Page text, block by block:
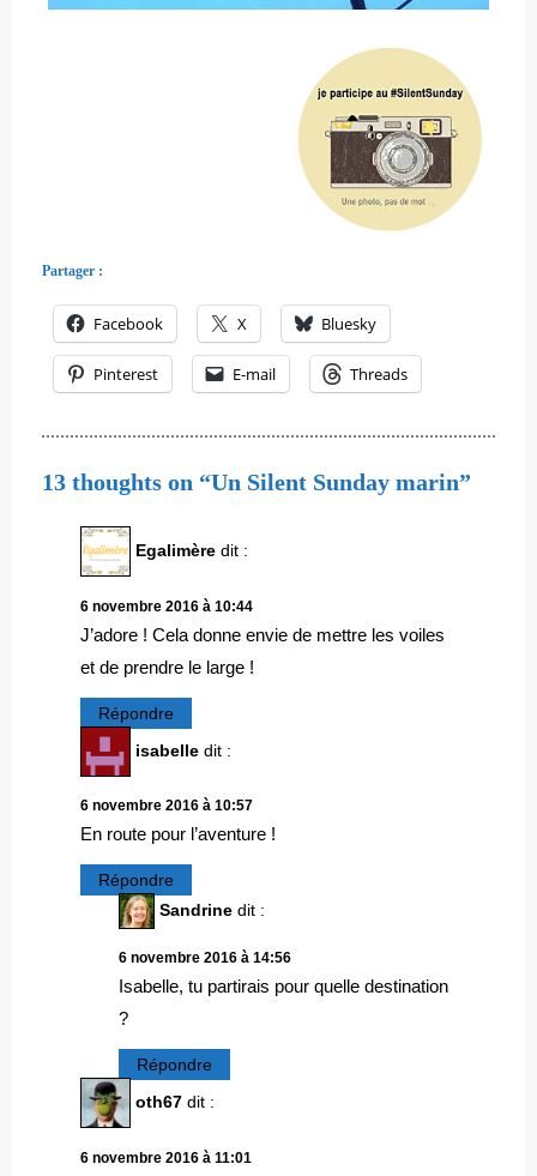
Partager :
Facebook X Bluesky
Pinterest E-mail Threads
13 thoughts on “Un Silent Sunday marin”
Egalimère dit :
6 novembre 2016 à 10:44
J’adore ! Cela donne envie de mettre les voiles
et de prendre le large !
Répondre
isabelle dit :
6 novembre 2016 à 10:57
En route pour l’aventure !
Répondre
Sandrine dit :
6 novembre 2016 à 14:56
Isabelle, tu partirais pour quelle destination
?
Répondre
oth67 dit :
6 novembre 2016 à 11:01